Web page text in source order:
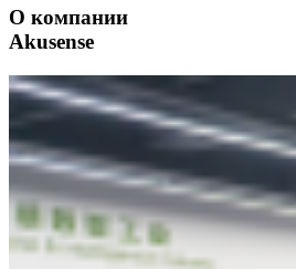
О компании
Akusense